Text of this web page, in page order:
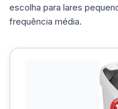
escolha para lares
frequência média.